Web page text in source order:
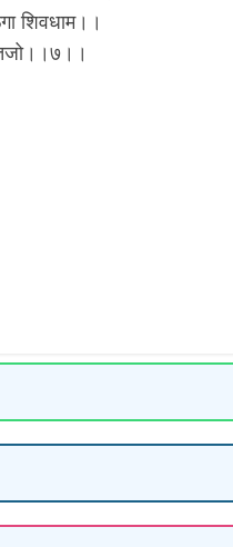
शिवधाम।।
तजो।।७।।